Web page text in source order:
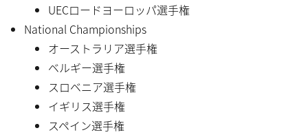
UECロードヨーロッパ選手権
National Championships
オーストラリア選手権
ベルギー選手権
スロベニア選手権
イギリス選手権
スペイン選手権